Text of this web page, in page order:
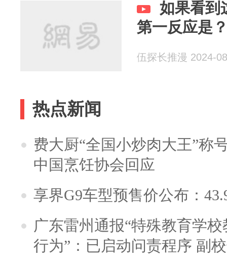
如果看到
第一反应是
伍探长推漫 2024-
热点新闻
费大厨“全国小炒肉大王”称
中国烹饪协会回应
享界G9车型预售价公布：
广东雷州通报“特殊教育学
行为”：已启动问责程序 副